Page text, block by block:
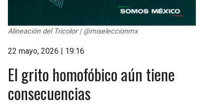
Alineación del Tricolor | @miseleccionmx
22 mayo, 2026 | 19:16
El grito homofóbico aún tiene
consecuencias